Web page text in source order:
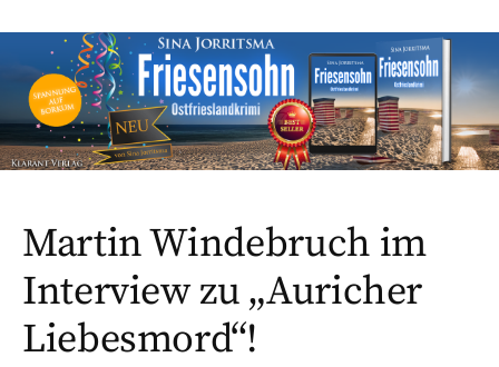
Martin Windebruch im
Interview zu „Auricher
Liebesmord“!